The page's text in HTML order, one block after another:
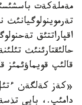
مةملةكةت
تةرموينولوگيانئث
اقپاراتتئق
حالئقتارئنئث
قالئپ
«كةز كةلگةن ءتئل
دامئپ.، بايي